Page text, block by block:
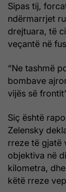
Sipas tij,
ndërmarrjet
drejtuara, të
veçantë në
“Ne tashmë
bombave
vijës së
Siç është
Zelensky
rreze të gjatë
objektiva në
kilometra,
këtë rreze